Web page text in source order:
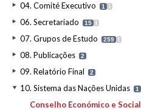
04. Comité Executivo 1 I
06. Secretariado 15 I
07. Grupos de Estudo 259 I
08. Publicações 2
09. Relatório Final 2
10. Sistema das Nações Unidas 1
Conselho Económico e Social